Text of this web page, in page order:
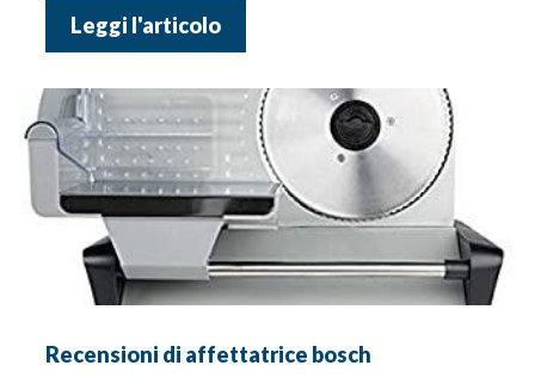
Leggi l'articolo
Recensioni di affettatrice bosch